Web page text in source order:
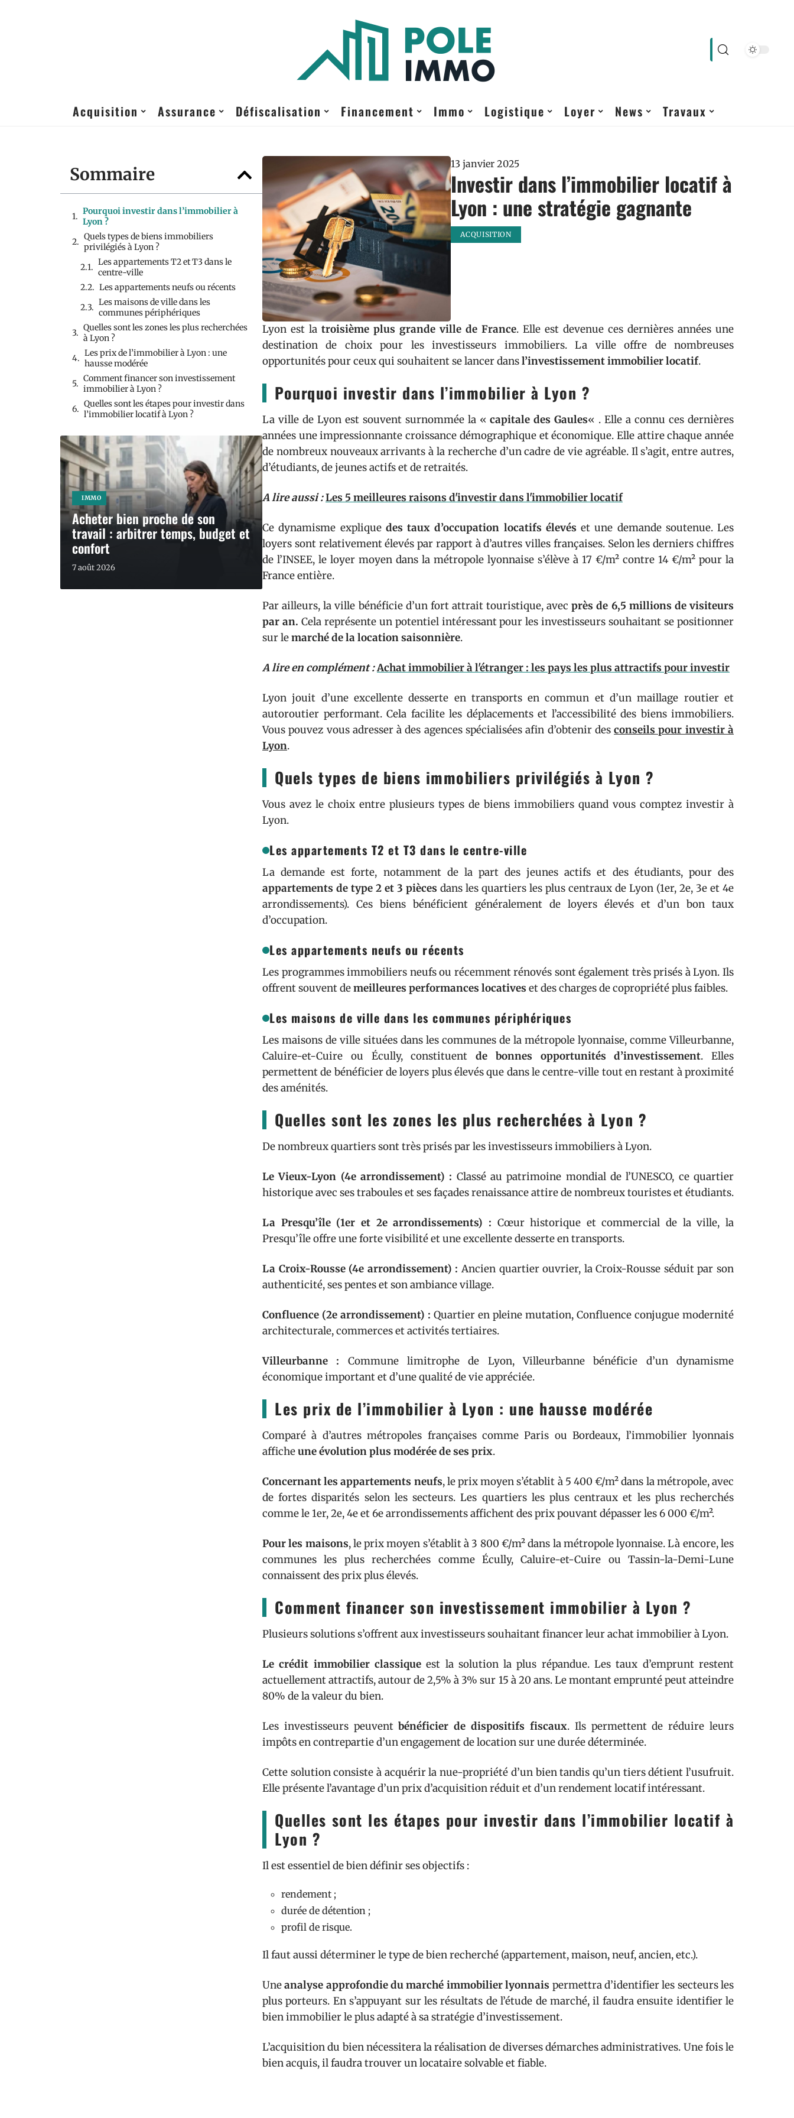
Acquisition Assurance Défiscalisation Financement Immo Logistique Loyer News Travaux
Sommaire
Pourquoi investir dans l’immobilier à
Lyon ?
Quels types de biens immobiliers
privilégiés à Lyon ?
Les appartements T2 et T3 dans le
centre-ville
Les appartements neufs ou récents
Les maisons de ville dans les
communes périphériques
Quelles sont les zones les plus recherchées
à Lyon ?
Les prix de l’immobilier à Lyon : une
hausse modérée
Comment financer son investissement
immobilier à Lyon ?
Quelles sont les étapes pour investir dans
l’immobilier locatif à Lyon ?
IMMO
Acheter bien proche de son
travail : arbitrer temps, budget et
confort
7 août 2026
13 janvier 2025
Investir dans l’immobilier locatif à
Lyon : une stratégie gagnante
ACQUISITION
Lyon est la troisième plus grande ville de France. Elle est devenue ces dernières années une
destination de choix pour les investisseurs immobiliers. La ville offre de nombreuses
opportunités pour ceux qui souhaitent se lancer dansl’investissement immobilier locatif.
Pourquoi investir dans l’immobilier à Lyon ?
La ville de Lyon est souvent surnommée la «capitale des Gaules« . Elle a connu ces dernières
années une impressionnante croissance démographique et économique. Elle attire chaque année
de nombreux nouveaux arrivants à la recherche d’un cadre de vie agréable. Il s’agit, entre autres,
d’étudiants, de jeunes actifs et de retraités.
A lire aussi :Les 5 meilleures raisons d'investir dans l'immobilier locatif
Ce dynamisme explique des taux d’occupation locatifs élevés et une demande soutenue. Les
loyers sont relativement élevés par rapport à d’autres villes françaises. Selon les derniers chiffres
de l’INSEE, le loyer moyen dans la métropole lyonnaise s’élève à 17 €/m² contre 14 €/m² pour la
France entière.
Par ailleurs, la ville bénéficie d’un fort attrait touristique, avecprès de 6,5 millions de visiteurs
par an. Cela représente un potentiel intéressant pour les investisseurs souhaitant se positionner
sur lemarché de la location saisonnière.
A lire en complément :Achat immobilier à l'étranger : les pays les plus attractifs pour investir
Lyon jouit d’une excellente desserte en transports en commun et d’un maillage routier et
autoroutier performant. Cela facilite les déplacements et l’accessibilité des biens immobiliers.
Vous pouvez vous adresser à des agences spécialisées afin d’obtenir desconseils pour investir à
Lyon.
Quels types de biens immobiliers privilégiés à Lyon ?
Vous avez le choix entre plusieurs types de biens immobiliers quand vous comptez investir à
Lyon.
Les appartements T2 et T3 dans le centre-ville
La demande est forte, notamment de la part des jeunes actifs et des étudiants, pour des
appartements de type 2 et 3 pièces dans les quartiers les plus centraux de Lyon (1er, 2e, 3e et 4e
arrondissements). Ces biens bénéficient généralement de loyers élevés et d’un bon taux
d’occupation.
Les appartements neufs ou récents
Les programmes immobiliers neufs ou récemment rénovés sont également très prisés à Lyon. Ils
offrent souvent demeilleures performances locatives et des charges de copropriété plus faibles.
Les maisons de ville dans les communes périphériques
Les maisons de ville situées dans les communes de la métropole lyonnaise, comme Villeurbanne,
Caluire-et-Cuire ou Écully, constituent de bonnes opportunités d’investissement. Elles
permettent de bénéficier de loyers plus élevés que dans le centre-ville tout en restant à proximité
des aménités.
Quelles sont les zones les plus recherchées à Lyon ?
De nombreux quartiers sont très prisés par les investisseurs immobiliers à Lyon.
Le Vieux-Lyon (4e arrondissement) : Classé au patrimoine mondial de l’UNESCO, ce quartier
historique avec ses traboules et ses façades renaissance attire de nombreux touristes et étudiants.
La Presqu’île (1er et 2e arrondissements) : Cœur historique et commercial de la ville, la
Presqu’île offre une forte visibilité et une excellente desserte en transports.
La Croix-Rousse (4e arrondissement) : Ancien quartier ouvrier, la Croix-Rousse séduit par son
authenticité, ses pentes et son ambiance village.
Confluence (2e arrondissement) : Quartier en pleine mutation, Confluence conjugue modernité
architecturale, commerces et activités tertiaires.
Villeurbanne : Commune limitrophe de Lyon, Villeurbanne bénéficie d’un dynamisme
économique important et d’une qualité de vie appréciée.
Les prix de l’immobilier à Lyon : une hausse modérée
Comparé à d’autres métropoles françaises comme Paris ou Bordeaux, l’immobilier lyonnais
afficheune évolution plus modérée de ses prix.
Concernant les appartements neufs, le prix moyen s’établit à 5 400 €/m² dans la métropole, avec
de fortes disparités selon les secteurs. Les quartiers les plus centraux et les plus recherchés
comme le 1er, 2e, 4e et 6e arrondissements affichent des prix pouvant dépasser les 6 000 €/m².
Pour les maisons, le prix moyen s’établit à 3 800 €/m² dans la métropole lyonnaise. Là encore, les
communes les plus recherchées comme Écully, Caluire-et-Cuire ou Tassin-la-Demi-Lune
connaissent des prix plus élevés.
Comment financer son investissement immobilier à Lyon ?
Plusieurs solutions s’offrent aux investisseurs souhaitant financer leur achat immobilier à Lyon.
Le crédit immobilier classiqueest la solution la plus répandue. Les taux d’emprunt restent
actuellement attractifs, autour de 2,5% à 3% sur 15 à 20 ans. Le montant emprunté peut atteindre
80% de la valeur du bien.
Les investisseurs peuventbénéficier de dispositifs fiscaux. Ils permettent de réduire leurs
impôts en contrepartie d’un engagement de location sur une durée déterminée.
Cette solution consiste à acquérir la nue-propriété d’un bien tandis qu’un tiers détient l’usufruit.
Elle présente l’avantage d’un prix d’acquisition réduit et d’un rendement locatif intéressant.
Quelles sont les étapes pour investir dans l’immobilier locatif à
Lyon ?
Il est essentiel de bien définir ses objectifs :
rendement ;
durée de détention ;
profil de risque.
Il faut aussi déterminer le type de bien recherché (appartement, maison, neuf, ancien, etc.).
Uneanalyse approfondie du marché immobilierlyonnais permettra d’identifier les secteurs les
plus porteurs. En s’appuyant sur les résultats de l’étude de marché, il faudra ensuite identifier le
bien immobilier le plus adapté à sa stratégie d’investissement.
L’acquisition du bien nécessitera la réalisation de diverses démarches administratives. Une fois le
bien acquis, il faudra trouver un locataire solvable et fiable.